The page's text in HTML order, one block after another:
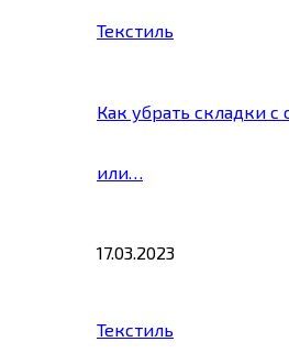
Текстиль
Как убрать складки
или…
17.03.2023
Текстиль